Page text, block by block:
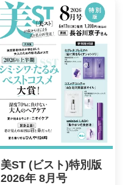
美ST (ビスト)特別版
2026年 8月号